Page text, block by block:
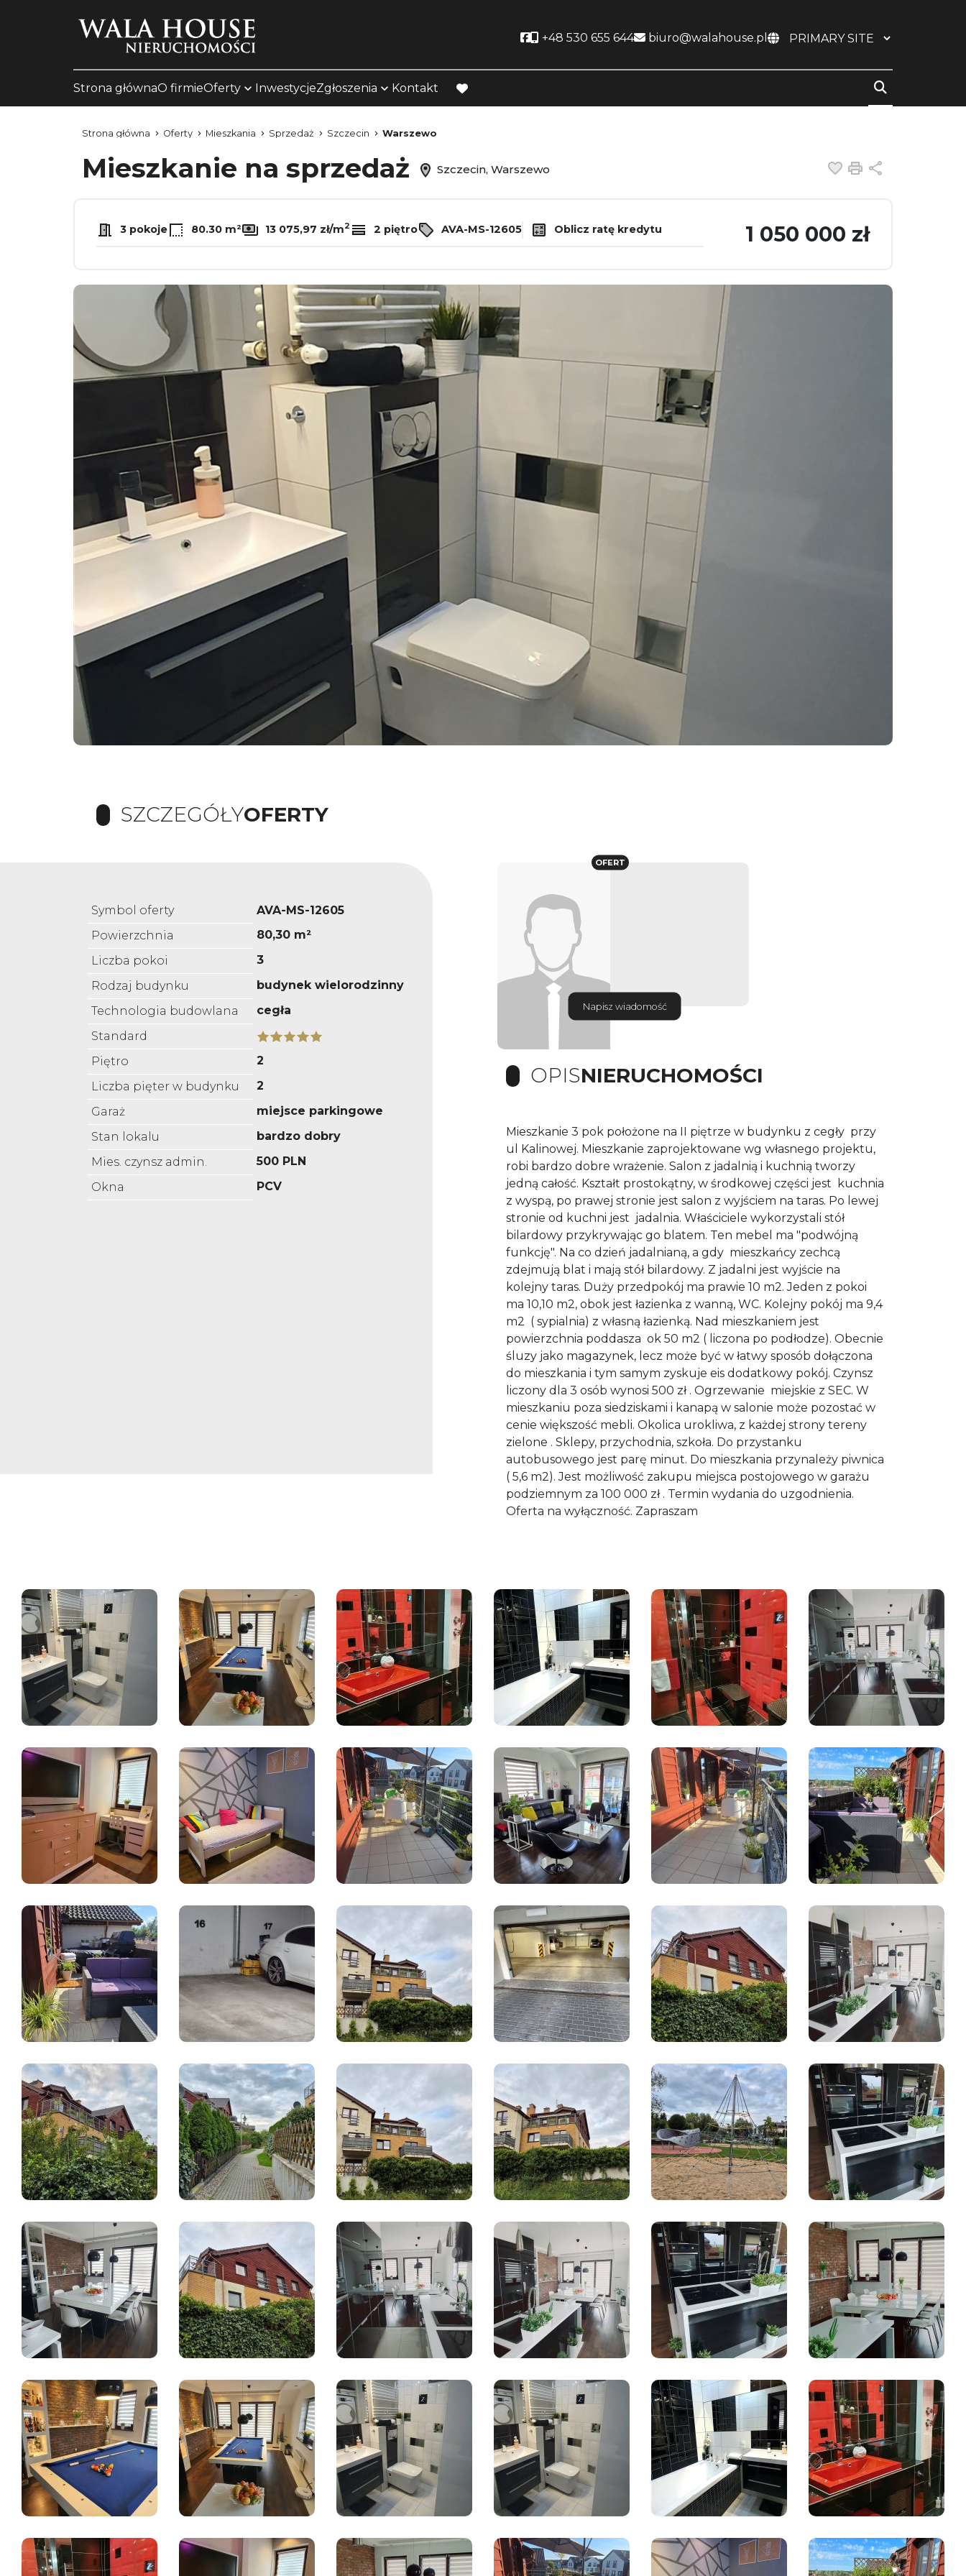
Social link
+48 530 655 644 biuro@walahouse.pl
Strona głównaO firmieOferty InwestycjeZgłoszenia Kontakt
favorite
Strona główna Oferty Mieszkania Sprzedaż Szczecin Warszewo
Mieszkanie na sprzedaż Szczecin, Warszewo Dodaj do
Drukuj
3 pokoje 80.30 m² 13 075,97 zł/m2 2 piętro AVA-MS-12605 Oblicz ratę kredytu 1 050 000 zł
SZCZEGÓŁYOFERTY
Symbol oferty
AVA-MS-12605
Powierzchnia
80,30 m²
Liczba pokoi
3
Rodzaj budynku
budynek wielorodzinny
Technologia budowlana
cegła
Standard
Piętro
2
Liczba pięter w budynku
2
Garaż
miejsce parkingowe
Stan lokalu
bardzo dobry
Mies. czynsz admin.
500 PLN
Okna
PCV
Napisz wiadomość
OFERT
OPISNIERUCHOMOŚCI
Mieszkanie 3 pok położone na II piętrze w budynku z cegły przy
ul Kalinowej. Mieszkanie zaprojektowane wg własnego projektu,
robi bardzo dobre wrażenie. Salon z jadalnią i kuchnią tworzy
jedną całość. Kształt prostokątny, w środkowej części jest kuchnia
z wyspą, po prawej stronie jest salon z wyjściem na taras. Po lewej
stronie od kuchni jest jadalnia. Właściciele wykorzystali stół
bilardowy przykrywając go blatem. Ten mebel ma "podwójną
funkcję". Na co dzień jadalnianą, a gdy mieszkańcy zechcą
zdejmują blat i mają stół bilardowy. Z jadalni jest wyjście na
kolejny taras. Duży przedpokój ma prawie 10 m2. Jeden z pokoi
ma 10,10 m2, obok jest łazienka z wanną, WC. Kolejny pokój ma 9,4
m2 ( sypialnia) z własną łazienką. Nad mieszkaniem jest
powierzchnia poddasza ok 50 m2 ( liczona po podłodze). Obecnie
śluzy jako magazynek, lecz może być w łatwy sposób dołączona
do mieszkania i tym samym zyskuje eis dodatkowy pokój. Czynsz
liczony dla 3 osób wynosi 500 zł . Ogrzewanie miejskie z SEC. W
mieszkaniu poza siedziskami i kanapą w salonie może pozostać w
cenie większość mebli. Okolica urokliwa, z każdej strony tereny
zielone . Sklepy, przychodnia, szkoła. Do przystanku
autobusowego jest parę minut. Do mieszkania przynależy piwnica
( 5,6 m2). Jest możliwość zakupu miejsca postojowego w garażu
podziemnym za 100 000 zł . Termin wydania do uzgodnienia.
Oferta na wyłączność. Zapraszam